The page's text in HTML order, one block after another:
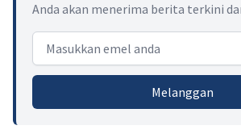
Anda akan menerima berita terkini
Email address
Melanggan